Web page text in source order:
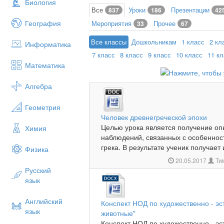
Биология
География
Информатика
Математика
Алгебра
Геометрия
Химия
Физика
Русский
язык
Английский
язык
Все 837 Уроки 186 Презентации
Мероприятия 33 Прочее 67
Все классы Дошкольникам 1 класс 2
7 класс 8 класс 9 класс 10 класс 11
Человек древнегреческой эпохи
Целью урока является получение
наблюдений, связанных с
грека. В результате ученик
20.05.2017
Конспект НОД по художественно -
животные"